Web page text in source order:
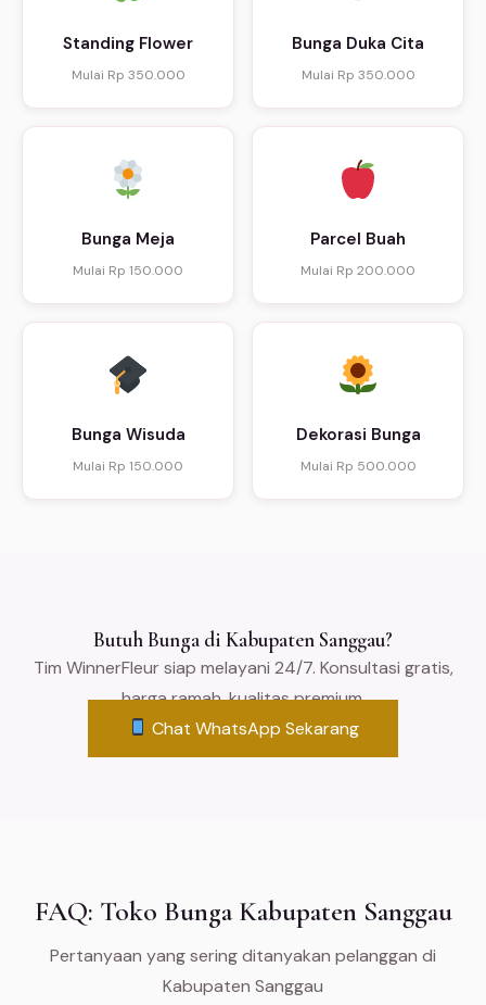
Standing Flower
Mulai Rp 350.000
Bunga Duka Cita
Mulai Rp 350.000
Bunga Meja
Mulai Rp 150.000
Parcel Buah
Mulai Rp 200.000
Bunga Wisuda
Mulai Rp 150.000
Dekorasi Bunga
Mulai Rp 500.000
Butuh Bunga di Kabupaten Sanggau?
Tim WinnerFleur siap melayani 24/7. Konsultasi gratis,
harga ramah, kualitas premium.
Chat WhatsApp Sekarang
FAQ: Toko Bunga Kabupaten Sanggau
Pertanyaan yang sering ditanyakan pelanggan di
Kabupaten Sanggau